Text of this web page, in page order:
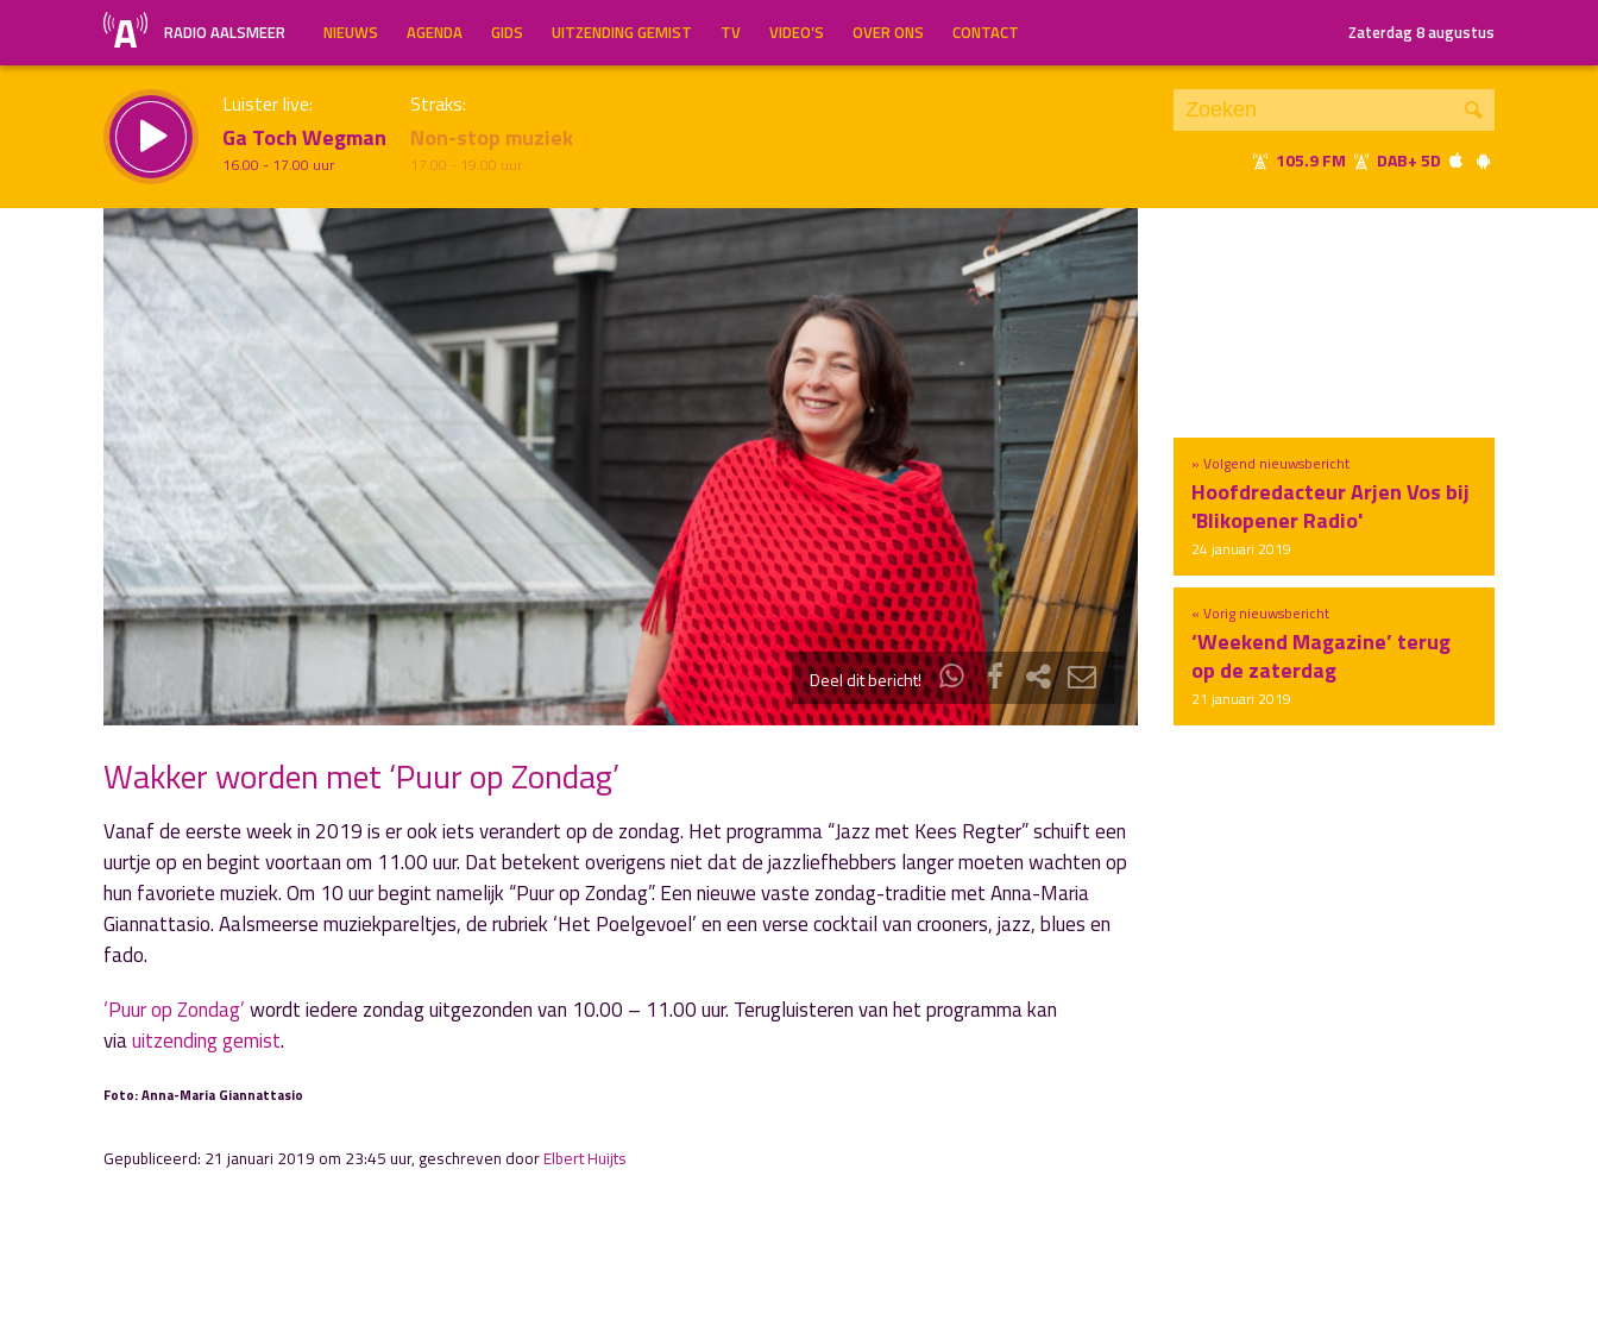
RADIO AALSMEER NIEUWS AGENDA GIDS UITZENDING GEMIST TV VIDEO’S OVER ONS CONTACT Zaterdag 8 augustus
Luister live:
Ga Toch Wegman
16.00 - 17.00 uur
Straks:
Non-stop muziek
17.00 - 19.00 uur 105.9 FM DAB+ 5D
Inklappen
Deel dit bericht!
« Vorig nieuwsbericht
‘Weekend Magazine’ terug
op de zaterdag
21 januari 2019
» Volgend nieuwsbericht
Hoofdredacteur Arjen Vos bij
'Blikopener Radio'
24 januari 2019
Wakker worden met ‘Puur op Zondag’
Vanaf de eerste week in 2019 is er ook iets verandert op de zondag. Het programma “Jazz met Kees Regter” schuift een
uurtje op en begint voortaan om 11.00 uur. Dat betekent overigens niet dat de jazzliefhebbers langer moeten wachten op
hun favoriete muziek. Om 10 uur begint namelijk “Puur op Zondag”. Een nieuwe vaste zondag-traditie met Anna-Maria
Giannattasio. Aalsmeerse muziekpareltjes, de rubriek ‘Het Poelgevoel’ en een verse cocktail van crooners, jazz, blues en
fado.
‘Puur op Zondag’wordt iedere zondag uitgezonden van 10.00 – 11.00 uur. Terugluisteren van het programma kan
viauitzending gemist.
Foto: Anna-Maria Giannattasio
Gepubliceerd: 21 januari 2019 om 23:45 uur, geschreven doorElbert Huijts